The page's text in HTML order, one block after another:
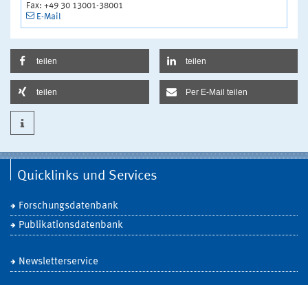
Fax: +49 30 13001-38001
E-Mail
teilen teilen
teilen Per E-Mail teilen
Quicklinks und Services
Forschungsdatenbank
Publikationsdatenbank
Newsletterservice